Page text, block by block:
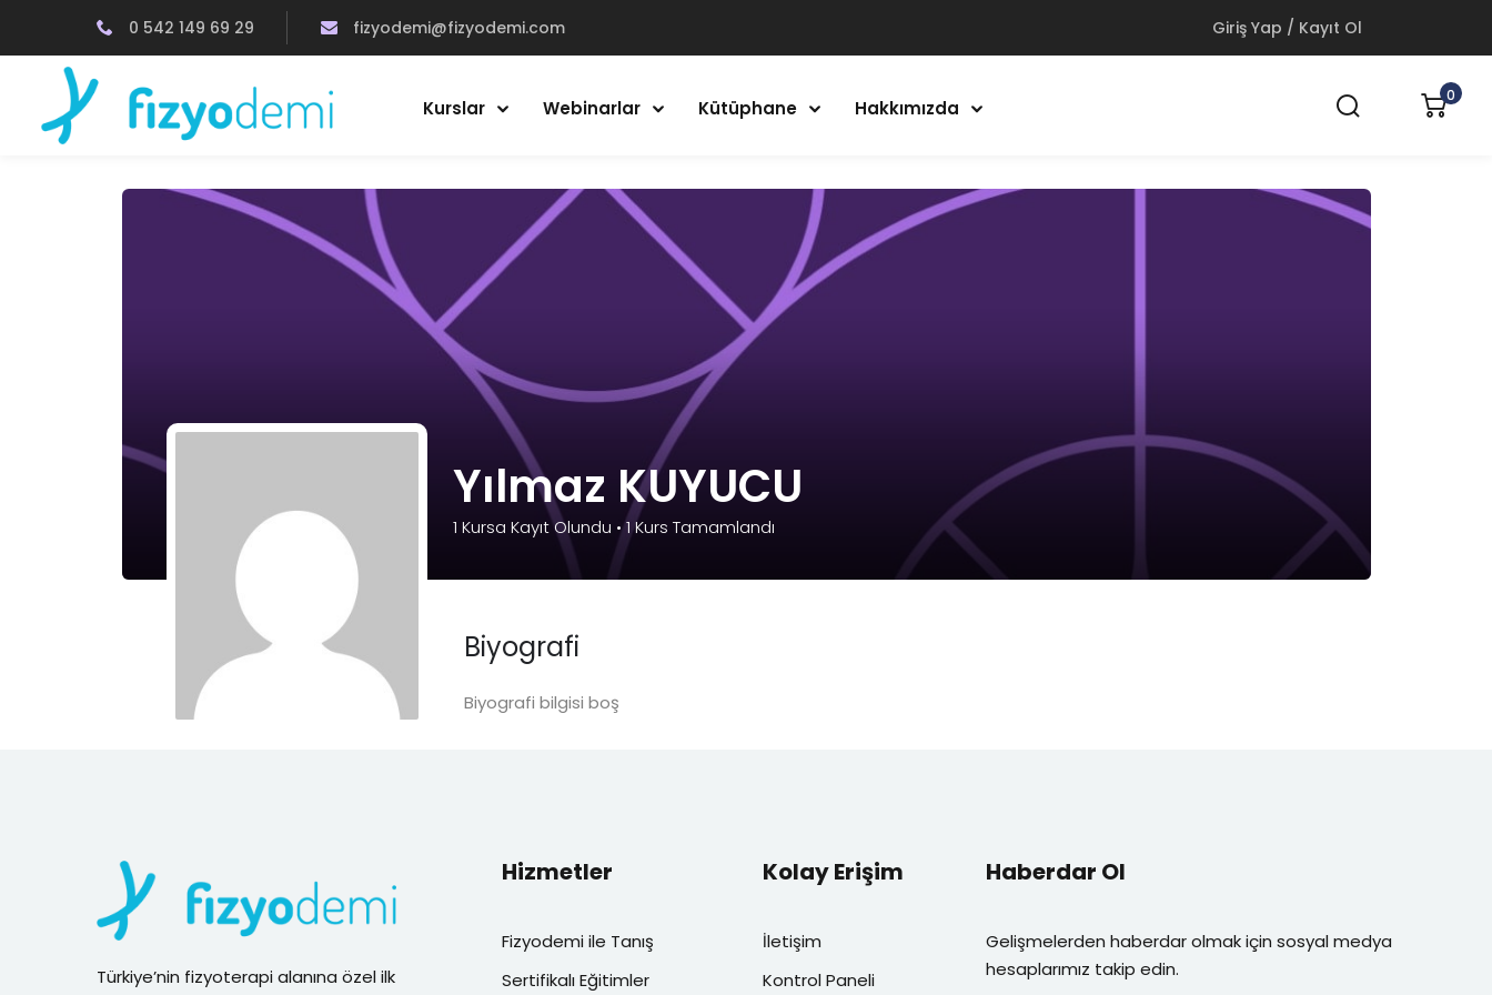
0 542 149 69 29 fizyodemi@fizyodemi.com Giriş Yap / Kayıt Ol
Kurslar Webinarlar Kütüphane Hakkımızda
0
Yılmaz KUYUCU
1 Kursa Kayıt Olundu • 1Kurs Tamamlandı
Biyografi
Biyografi bilgisi boş
Türkiye’nin fizyoterapi alanına özel ilk
Hizmetler
Fizyodemi ile Tanış
Sertifikalı Eğitimler
Kolay Erişim
İletişim
Kontrol Paneli
Haberdar Ol
Gelişmelerden haberdar olmak için sosyal medya
hesaplarımız takip edin.
Giriş Yap Kayıt Ol
Giriş Yap
Hesabın yok mu?
Beni hatırla Şifremi unuttum